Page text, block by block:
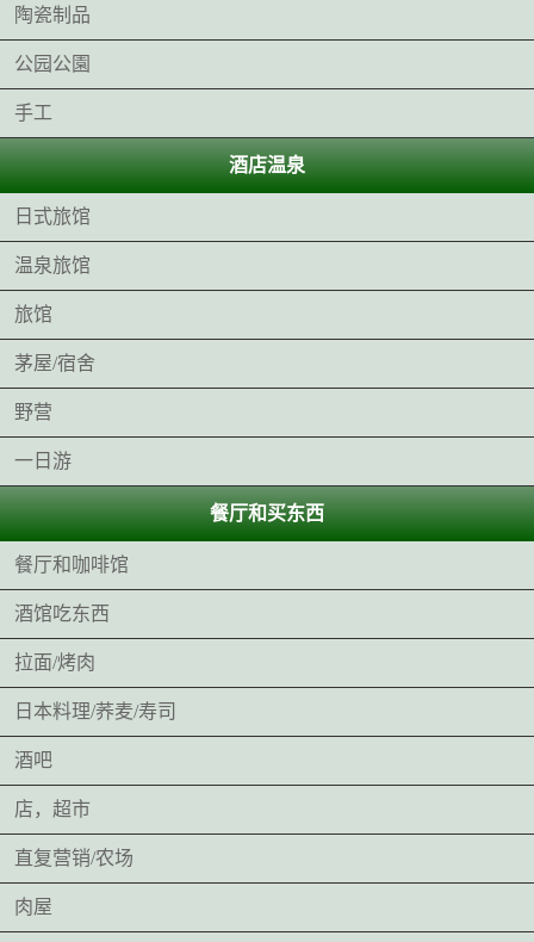
陶瓷制品
公园公園
手工
酒店温泉
日式旅馆
温泉旅馆
旅馆
茅屋/宿舍
野营
一日游
餐厅和买东西
餐厅和咖啡馆
酒馆吃东西
拉面/烤肉
日本料理/荞麦/寿司
酒吧
店，超市
直复营销/农场
肉屋